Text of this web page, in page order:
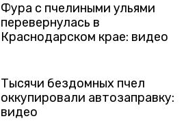
Фура с пчелиными ульями
перевернулась в
Краснодарском крае: видео
Тысячи бездомных пчел
оккупировали автозаправку:
видео